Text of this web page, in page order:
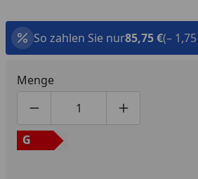
So zahlen Sie nur85,75 €(–
Menge
Produktmenge um eins
Produktmenge
G